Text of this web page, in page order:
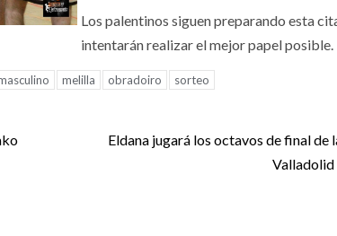
Los palentinos siguen preparando esta
intentarán realizar el mejor papel posible.
melilla obradoiro sorteo
Eldana jugará los octavos de final de
Valladolid